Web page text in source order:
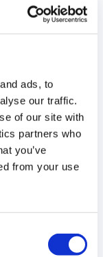
ads, to
our traffic.
of our site with
partners who
you’ve
from your use
pour
majeur
patients
rechute ou
son